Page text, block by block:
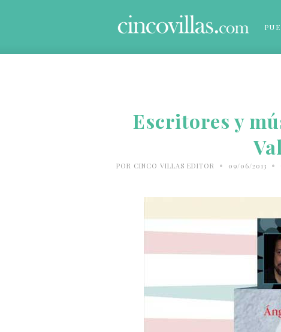
Escritores y
POR CINCO VILLAS EDITOR • 09/06/2013 •